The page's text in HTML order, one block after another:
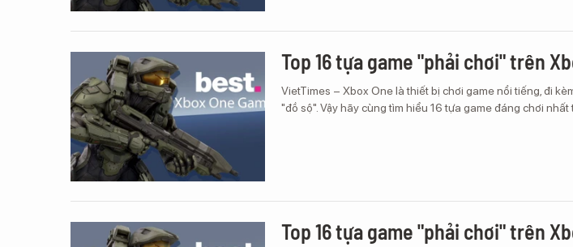
Top 16 tựa game "phải chơi" trên
VietTimes – Xbox One là thiết bị chơi game nổi tiếng, đi
"đồ sộ". Vậy hãy cùng tìm hiểu 16 tựa game đáng chơi nhất
Top 16 tựa game "phải chơi" trên